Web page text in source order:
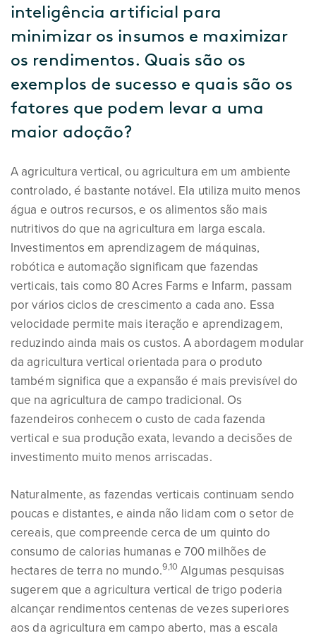
inteligência artificial para
minimizar os insumos e maximizar
os rendimentos. Quais são os
exemplos de sucesso e quais são os
fatores que podem levar a uma
maior adoção?
A agricultura vertical, ou agricultura em um ambiente
controlado, é bastante notável. Ela utiliza muito menos
água e outros recursos, e os alimentos são mais
nutritivos do que na agricultura em larga escala.
Investimentos em aprendizagem de máquinas,
robótica e automação significam que fazendas
verticais, tais como 80 Acres Farms e Infarm, passam
por vários ciclos de crescimento a cada ano. Essa
velocidade permite mais iteração e aprendizagem,
reduzindo ainda mais os custos. A abordagem modular
da agricultura vertical orientada para o produto
também significa que a expansão é mais previsível do
que na agricultura de campo tradicional. Os
fazendeiros conhecem o custo de cada fazenda
vertical e sua produção exata, levando a decisões de
investimento muito menos arriscadas.
Naturalmente, as fazendas verticais continuam sendo
poucas e distantes, e ainda não lidam com o setor de
cereais, que compreende cerca de um quinto do
consumo de calorias humanas e 700 milhões de
hectares de terra no mundo.9,10 Algumas pesquisas
sugerem que a agricultura vertical de trigo poderia
alcançar rendimentos centenas de vezes superiores
aos da agricultura em campo aberto, mas a escala